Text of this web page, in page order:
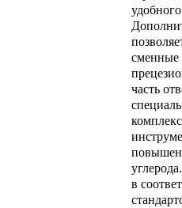
сменные
часть
в